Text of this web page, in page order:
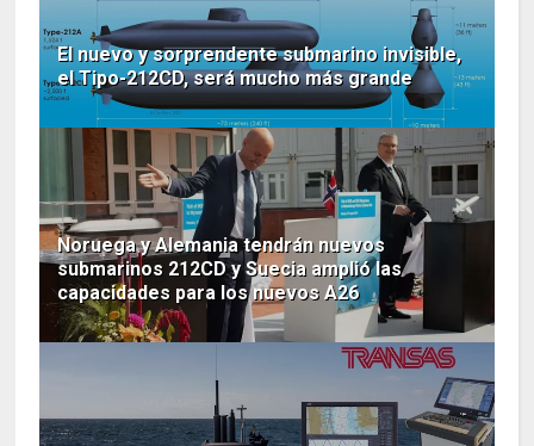
El nuevo y sorprendente submarino invisible,
el Tipo-212CD, será mucho más grande
Noruega y Alemania tendrán nuevos
submarinos 212CD y Suecia amplió las
capacidades para los nuevos A26